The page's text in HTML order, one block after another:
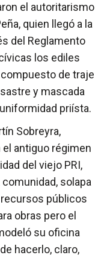
el autoritarismo
quien llegó a la
del Reglamento
los ediles
de traje
y mascada
priísta.
Sobreyra,
antiguo régimen
del viejo PRI,
solapa
recursos públicos
obras pero el
su oficina
hacerlo, claro,